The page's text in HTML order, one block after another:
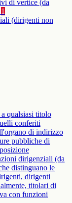
di vertice (da
1
(dirigenti non
qualsiasi titolo
conferiti
di indirizzo
pubbliche di
dirigenziali (da
distinguano le
dirigenti
titolari di
con funzioni